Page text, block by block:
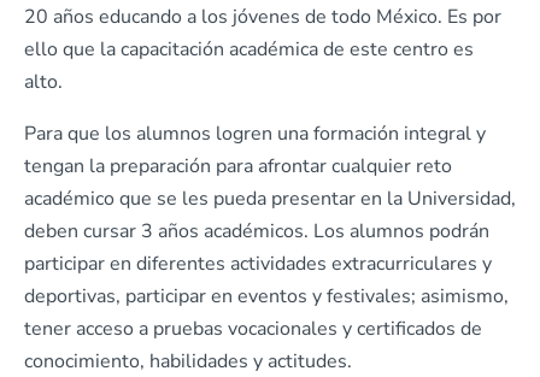
20 años educando a los jóvenes de todo México. Es por
ello que la capacitación académica de este centro es
alto.
Para que los alumnos logren una formación integral y
tengan la preparación para afrontar cualquier reto
académico que se les pueda presentar en la Universidad,
deben cursar 3 años académicos. Los alumnos podrán
participar en diferentes actividades extracurriculares y
deportivas, participar en eventos y festivales; asimismo,
tener acceso a pruebas vocacionales y certificados de
conocimiento, habilidades y actitudes.